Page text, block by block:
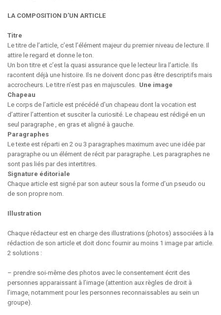
LA COMPOSITION D’UN ARTICLE
Titre
Le titre de l’article, c’est l’élément majeur du premier niveau de lecture. Il
attire le regard et donne le ton.
Un bon titre et c’est la quasi assurance que le lecteur lira l’article. Ils
racontent déjà une histoire. Ils ne doivent donc pas être descriptifs mais
accrocheurs. Le titre n’est pas en majuscules. Une image
Chapeau
Le corps de l’article est précédé d’un chapeau dont la vocation est
d’attirer l’attention et susciter la curiosité. Le chapeau est rédigé en un
seul paragraphe , en gras et aligné à gauche.
Paragraphes
Le texte est réparti en 2 ou 3 paragraphes maximum avec une idée par
paragraphe ou un élément de récit par paragraphe. Les paragraphes ne
sont pas liés par des intertitres.
Signature éditoriale
Chaque article est signé par son auteur sous la forme d’un pseudo ou
de son propre nom.
Illustration
Chaque rédacteur est en charge des illustrations (photos) associées à la
rédaction de son article et doit donc fournir au moins 1 image par article.
2 solutions :
– prendre soi-même des photos avec le consentement écrit des
personnes apparaissant à l’image (attention aux règles de droit à
l’image, notamment pour les personnes reconnaissables au sein un
groupe).